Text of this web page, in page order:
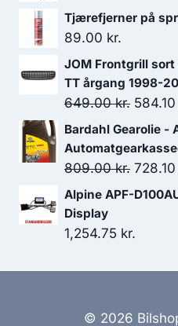
Tjærefjerner på
89.00 kr.
JOM Frontgrill
TT årgang 1998-
649.00kr. Den
pris
var:
584.10
Bardahl Gearolie -
809.00kr. Den
728.10
Alpine APF-
Display
1,254.75 kr.
© 2026